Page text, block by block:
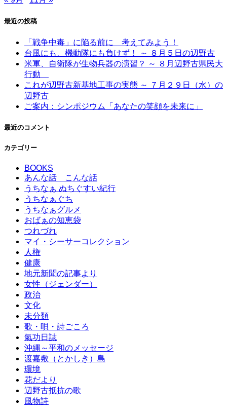
最近の投稿
「戦争中毒」に陥る前に 考えてみよう！
台風にも、機動隊にも負けず！ ～ ８月５日の辺野古
米軍、自衛隊が生物兵器の演習？ ～ ８月辺野古県民大
行動
これが辺野古新基地工事の実態 ～ ７月２９日（水）の
辺野古
ご案内：シンポジウム「あなたの笑顔を未来に」
最近のコメント
カテゴリー
BOOKS
あんな話 こんな話
うちなぁ ぬちぐすい紀行
うちなぁぐち
うちなぁグルメ
おばぁの知恵袋
つれづれ
マイ・シーサーコレクション
人権
健康
地元新聞の記事より
女性（ジェンダー）
政治
文化
未分類
歌・唄・詩ごころ
氣功日誌
沖縄～平和のメッセージ
渡嘉敷（とかしき）島
環境
花だより
辺野古抵抗の歌
風物詩